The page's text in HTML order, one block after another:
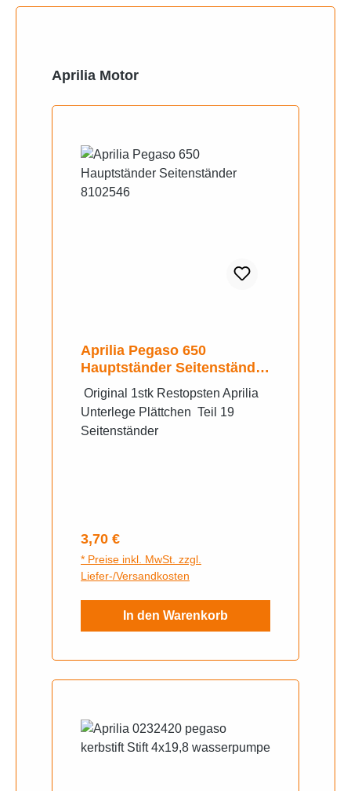
Produktgalerie überspringen
Aprilia Motor
Aprilia Pegaso 650
Hauptständer Seitenständer
8102546
Original 1stk Restopsten Aprilia
Unterlege Plättchen Teil 19
Seitenständer
Regulärer Preis:
3,70 €
* Preise inkl. MwSt. zzgl.
Liefer-/Versandkosten
In den Warenkorb